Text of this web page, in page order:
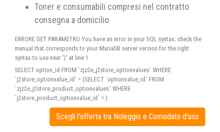
Toner e consumabili compresi nel contratto
consegna a domicilio
ERRORE GET PARAMETRO You have an error in your SQL syntax; check the
manual that corresponds to your MariaDB server version for the right
syntax to use near ')' at line 1
SELECT option_id FROM `zjz2e_j2store_optionvalues` WHERE
`j2store_optionvalue_id` = (SELECT `optionvalue_id` FROM
`zjz2e_j2store_product_optionvalues` WHERE
`j2store_product_optionvalue_id` = )
Scegli l'offerta tra Noleggio e Comodato d'uso